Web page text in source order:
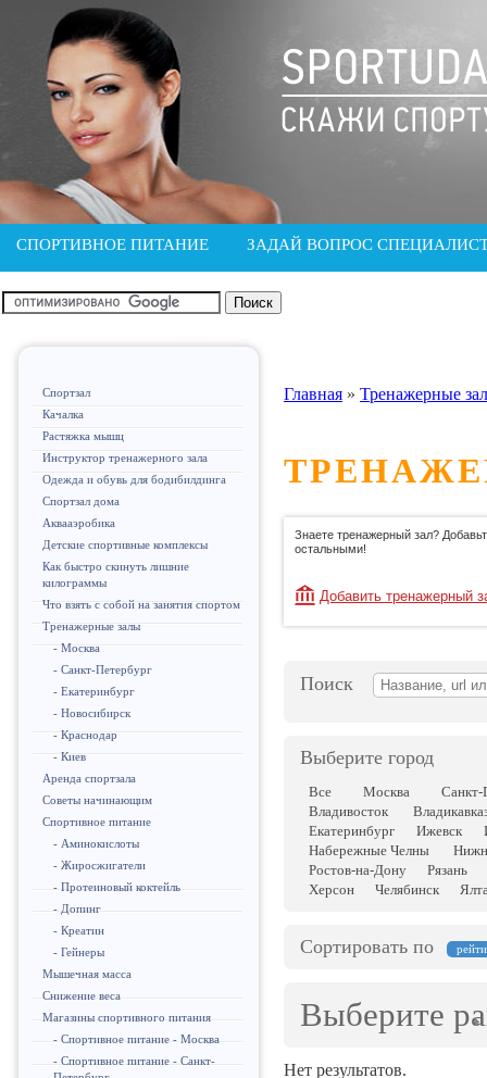
СПОРТИВНОЕ ПИТАНИЕ ЗАДАЙ ВОПРОС
Спортзал
Качалка
Растяжка мышц
Инструктор тренажерного зала
Одежда и обувь для бодибилдинга
Спортзал дома
Аквааэробика
Детские спортивные комплексы
Как быстро скинуть лишние
килограммы
Что взять с собой на занятия спортом
Тренажерные залы
- Москва
- Санкт-Петербург
- Екатеринбург
- Новосибирск
- Краснодар
- Киев
Аренда спортзала
Советы начинающим
Спортивное питание
- Аминокислоты
- Жиросжигатели
- Протеиновый коктейль
- Допинг
- Креатин
- Гейнеры
Мышечная масса
Снижение веса
Магазины спортивного питания
- Спортивное питание - Москва
- Спортивное питание - Санкт-
Главная » Тренажерные
Знаете тренажерный зал?
остальными!
Добавить тренажерный
Поиск
Выберите город
Все Москва
Санкт-
Владивосток
Екатеринбург
Ижевск
Набережные Челны
Ростов-на-Дону
Рязань
Херсон
Челябинск
Сортировать по
Выберите
Нет результатов.